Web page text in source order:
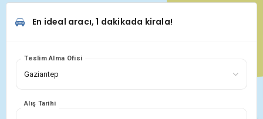
En ideal aracı, 1 dakikada kirala!
Teslim Alma Ofisi
Alış Tarihi